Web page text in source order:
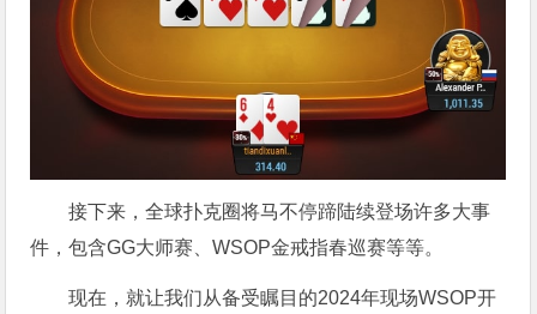
接下来，全球扑克圈将马不停蹄陆续登场许多大事
件，包含GG大师赛、WSOP金戒指春巡赛等等。
现在，就让我们从备受瞩目的2024年现场WSOP开